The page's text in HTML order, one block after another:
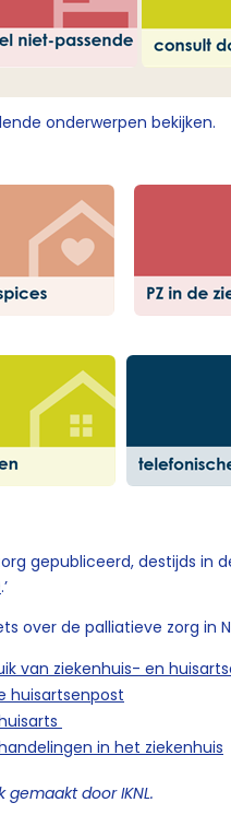
onderwerpen bekijken.
gepubliceerd, destijds in
.’
over de palliatieve zorg in
van ziekenhuis- en
huisartsenpost
in het ziekenhuis
gemaakt door IKNL.